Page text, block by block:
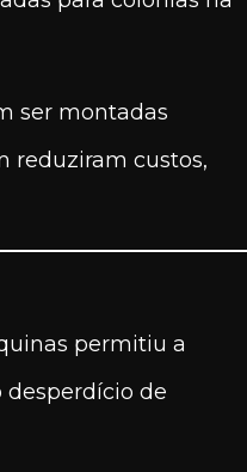
ser montadas
reduziram custos,
permitiu a
de